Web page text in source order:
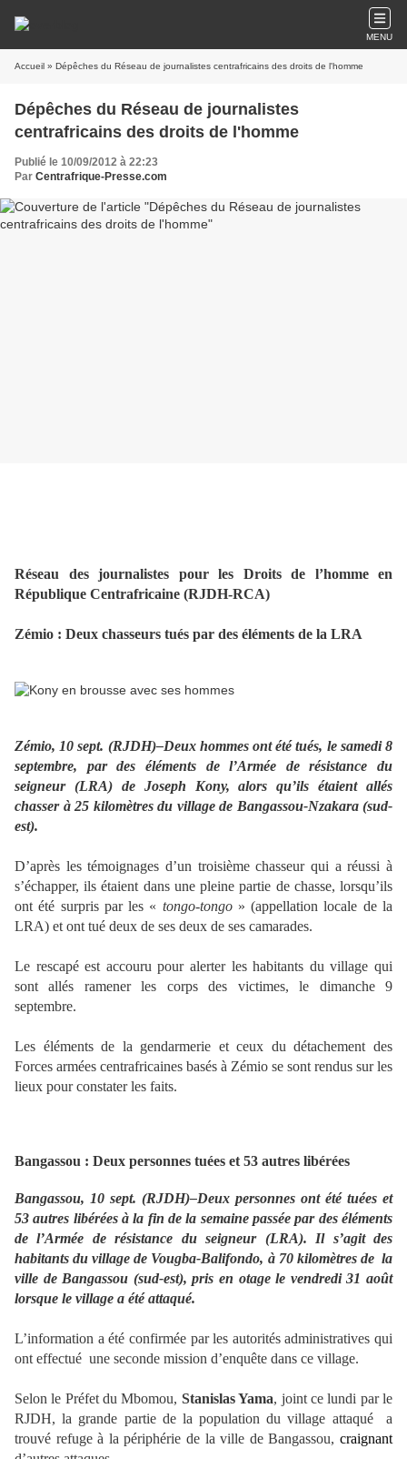
MENU
Accueil » Dépêches du Réseau de journalistes centrafricains des droits de l'homme
Dépêches du Réseau de journalistes
centrafricains des droits de l'homme
Publié le 10/09/2012 à 22:23
Par Centrafrique-Presse.com
Réseau des journalistes pour les Droits de l’homme en
République Centrafricaine (RJDH-RCA)
Zémio : Deux chasseurs tués par des éléments de la LRA
Zémio, 10 sept. (RJDH)–Deux hommes ont été tués, le samedi 8
septembre, par des éléments de l’Armée de résistance du
seigneur (LRA) de Joseph Kony, alors qu’ils étaient allés
chasser à 25 kilomètres du village de Bangassou-Nzakara (sud-
est).
D’après les témoignages d’un troisième chasseur qui a réussi à
s’échapper, ils étaient dans une pleine partie de chasse, lorsqu’ils
ont été surpris par les « tongo-tongo» (appellation locale de la
LRA) et ont tué deux de ses deux de ses camarades.
Le rescapé est accouru pour alerter les habitants du village qui
sont allés ramener les corps des victimes, le dimanche 9
septembre.
Les éléments de la gendarmerie et ceux du détachement des
Forces armées centrafricaines basés à Zémio se sont rendus sur les
lieux pour constater les faits.
Bangassou : Deux personnes tuées et 53 autres libérées
Bangassou, 10 sept. (RJDH)–Deux personnes ont été tuées et
53 autres libérées à la fin de la semaine passée par des éléments
de l’Armée de résistance du seigneur (LRA). Il s’agit des
habitants du village de Vougba-Balifondo, à 70 kilomètres de la
ville de Bangassou (sud-est), pris en otage le vendredi 31 août
lorsque le village a été attaqué.
L’information a été confirmée par les autorités administratives qui
ont effectué une seconde mission d’enquête dans ce village.
Selon le Préfet du Mbomou, Stanislas Yama, joint ce lundi par le
RJDH, la grande partie de la population du village attaqué a
trouvé refuge à la périphérie de la ville de Bangassou, craignant